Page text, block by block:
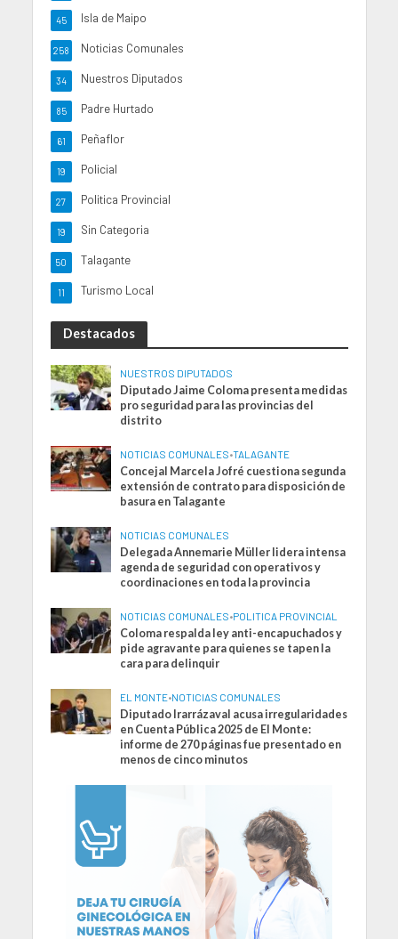
Isla de Maipo
45
Noticias Comunales
258
Nuestros Diputados
34
Padre Hurtado
85
Peñaflor
61
Policial
19
Politica Provincial
27
Sin Categoria
19
Talagante
50
Turismo Local
11
Destacados
NUESTROS DIPUTADOS
Diputado Jaime Coloma presenta medidas
pro seguridad para las provincias del
distrito
NOTICIAS COMUNALES•TALAGANTE
Concejal Marcela Jofré cuestiona segunda
extensión de contrato para disposición de
basura en Talagante
NOTICIAS COMUNALES
Delegada Annemarie Müller lidera intensa
agenda de seguridad con operativos y
coordinaciones en toda la provincia
NOTICIAS COMUNALES•POLITICA PROVINCIAL
Coloma respalda ley anti-encapuchados y
pide agravante para quienes se tapen la
cara para delinquir
EL MONTE•NOTICIAS COMUNALES
Diputado Irarrázaval acusa irregularidades
en Cuenta Pública 2025 de El Monte:
informe de 270 páginas fue presentado en
menos de cinco minutos